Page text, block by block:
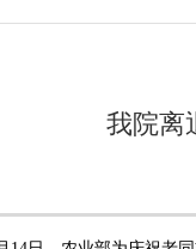
我院离